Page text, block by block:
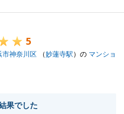
礼申し上げます。
切りとなりますが、今後も不
金のことや、ご親族・ご友人
ざいましたら、いつでもお気
K様の今後のご健勝とご多幸
5
市神奈川区 （妙蓮寺駅）の マンショ
果でした